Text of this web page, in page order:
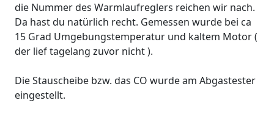
die Nummer des Warmlaufreglers reichen wir nach.
Da hast du natürlich recht. Gemessen wurde bei ca
15 Grad Umgebungstemperatur und kaltem Motor (
der lief tagelang zuvor nicht ).
Die Stauscheibe bzw. das CO wurde am Abgastester
eingestellt.